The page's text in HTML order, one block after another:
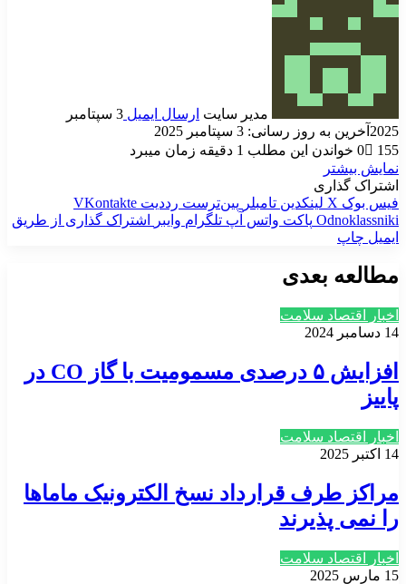
مدیر سایت ارسال ایمیل
3 سپتامبر
2025 آخرین به روز رسانی: 3 سپتامبر 2025
0
155
خواندن این مطلب 1 دقیقه زمان میبرد
نمایش بیشتر
اشتراک گذاری
فیس بوک X لینکدین ‫تامبلر ‫پین‌ترست ‫رددیت ‫VKontakte
‫Odnoklassniki پاکت واتس آپ تلگرام وایبر
اشتراک گذاری از طریق
ایمیل چاپ
مطالعه بعدی
اخبار اقتصاد سلامت
14 دسامبر 2024
افزایش ۵ درصدی مسمومیت با گاز CO در
پاییز
اخبار اقتصاد سلامت
14 اکتبر 2025
مراکز طرف قرارداد نسخ الکترونیک ماماها
را نمی پذیرند
اخبار اقتصاد سلامت
15 مارس 2025